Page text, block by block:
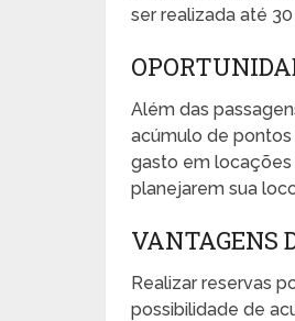
ser realizada até
Além das
acúmulo de pontos
gasto em locações
planejarem sua
VANTAGENS
Realizar reservas
possibilidade de